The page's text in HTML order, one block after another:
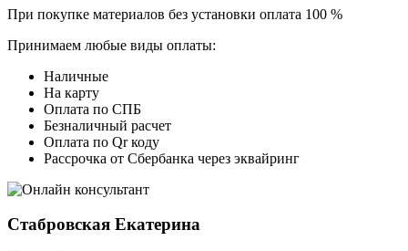
При покупке материалов без установки оплата 100 %
Принимаем любые виды оплаты:
Наличные
На карту
Оплата по СПБ
Безналичный расчет
Оплата по Qr коду
Рассрочка от Сбербанка через эквайринг
Стабровская Екатерина